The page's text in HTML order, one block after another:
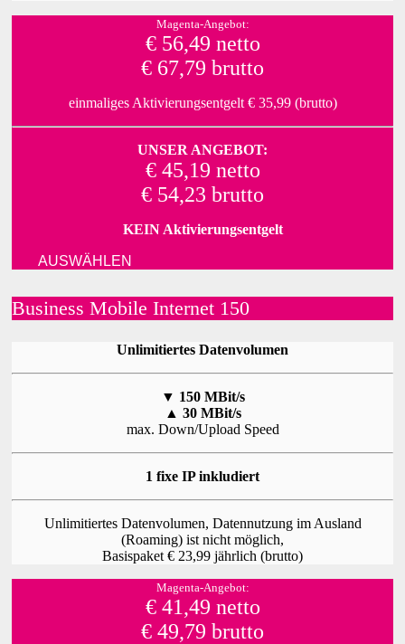
Magenta-Angebot:
€ 56,49 netto
€ 67,79 brutto
einmaliges Aktivierungsentgelt € 35,99 (brutto)
UNSER ANGEBOT:
€ 45,19 netto
€ 54,23 brutto
KEIN Aktivierungsentgelt
AUSWÄHLEN
Business Mobile Internet 150
Unlimitiertes Datenvolumen
▼ 150 MBit/s
▲ 30 MBit/s
max. Down/Upload Speed
1 fixe IP inkludiert
Unlimitiertes Datenvolumen, Datennutzung im Ausland
(Roaming) ist nicht möglich,
Basispaket € 23,99 jährlich (brutto)
Magenta-Angebot:
€ 41,49 netto
€ 49,79 brutto